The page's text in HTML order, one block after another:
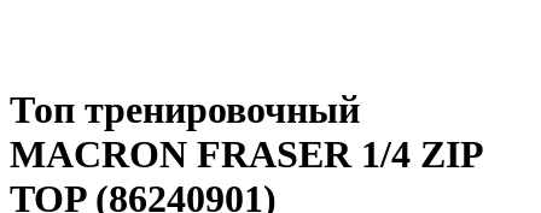
Топ тренировочный
MACRON FRASER 1/4 ZIP
TOP (86240901)